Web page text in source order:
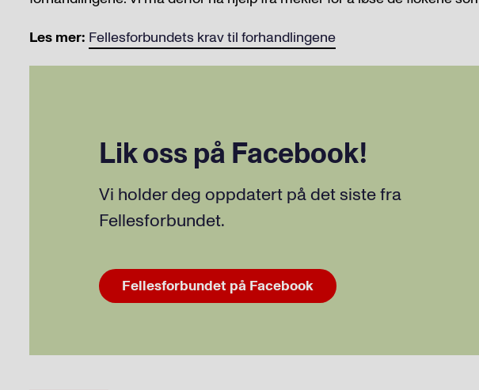
Les mer: Fellesforbundets krav til forhandlingene
Lik oss på Facebook!
Vi holder deg oppdatert på det siste fra
Fellesforbundet.
Fellesforbundet på Facebook